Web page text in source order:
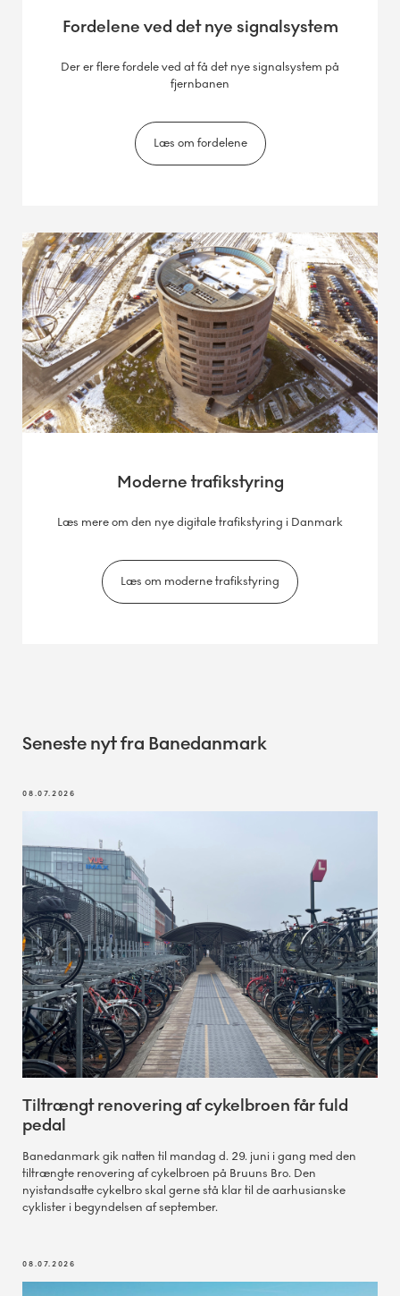
Fordelene ved det nye signalsystem
Der er flere fordele ved at få det nye signalsystem på
fjernbanen
Læs om fordelene
Moderne trafikstyring
Læs mere om den nye digitale trafikstyring i Danmark
Læs om moderne trafikstyring
Seneste nyt fra Banedanmark
08.07.2026
Tiltrængt renovering af cykelbroen får fuld
pedal
Banedanmark gik natten til mandag d. 29. juni i gang med den
tiltrængte renovering af cykelbroen på Bruuns Bro. Den
nyistandsatte cykelbro skal gerne stå klar til de aarhusianske
cyklister i begyndelsen af september.
08.07.2026